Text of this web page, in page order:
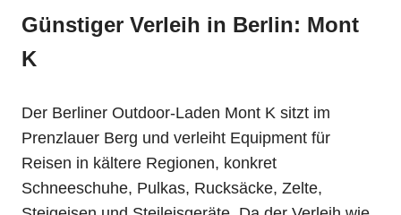
Günstiger Verleih in Berlin: Mont
K
Der Berliner Outdoor-Laden Mont K sitzt im
Prenzlauer Berg und verleiht Equipment für
Reisen in kältere Regionen, konkret
Schneeschuhe, Pulkas, Rucksäcke, Zelte,